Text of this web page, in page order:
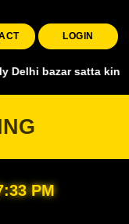
LOGIN
satta king,
PM